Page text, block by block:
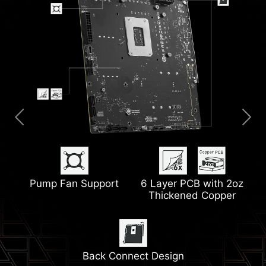
Pump Fan Support
6 Layer PCB with 2oz
Thickened Copper
Back Connect Design
Extended Heatsink M.2 Shield Frozr
Heatsink with 7W/mK
Thermal Pad
Wi-Fi 6E
Memory Boost Lightning Gen 5